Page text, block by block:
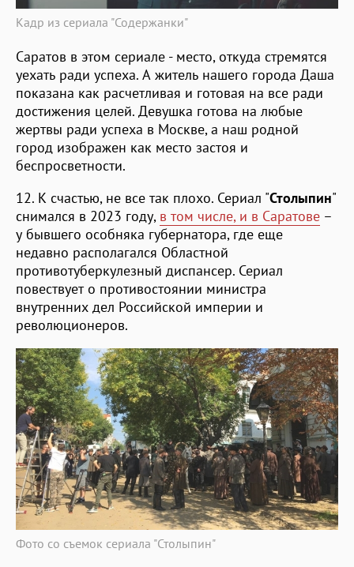
Кадр из сериала "Содержанки"
Саратов в этом сериале - место, откуда стремятся
уехать ради успеха. А житель нашего города Даша
показана как расчетливая и готовая на все ради
достижения целей. Девушка готова на любые
жертвы ради успеха в Москве, а наш родной
город изображен как место застоя и
беспросветности.
12. К счастью, не все так плохо. Сериал "Столыпин"
снимался в 2023 году, в том числе, и в Саратове –
у бывшего особняка губернатора, где еще
недавно располагался Областной
противотуберкулезный диспансер. Сериал
повествует о противостоянии министра
внутренних дел Российской империи и
революционеров.
Фото со съемок сериала "Столыпин"